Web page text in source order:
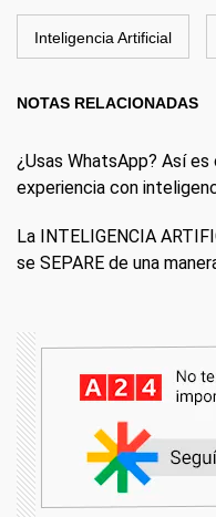
Inteligencia Artificial
NOTAS RELACIONADAS
¿Usas WhatsApp? Así
experiencia con
La INTELIGENCIA
se SEPARE de una